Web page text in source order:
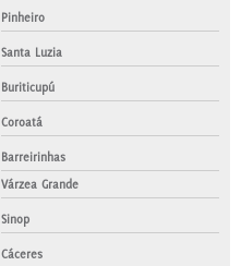
Pinheiro
Santa Luzia
Buriticupú
Coroatá
Barreirinhas
Várzea Grande
Sinop
Cáceres